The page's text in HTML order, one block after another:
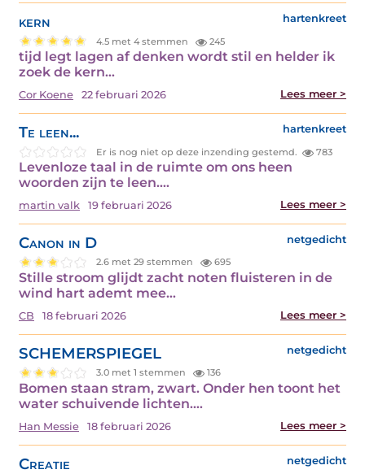
kern hartenkreet
4.5 met 4 stemmen 245
tijd legt lagen af denken wordt stil en helder ik
zoek de kern…
Cor Koene 22 februari 2026 Lees meer >
Te leen... hartenkreet
Er is nog niet op deze inzending gestemd. 783
Levenloze taal in de ruimte om ons heen
woorden zijn te leen.…
martin valk 19 februari 2026 Lees meer >
Canon in D netgedicht
2.6 met 29 stemmen 695
Stille stroom glijdt zacht noten fluisteren in de
wind hart ademt mee…
CB 18 februari 2026 Lees meer >
SCHEMERSPIEGEL netgedicht
3.0 met 1 stemmen 136
Bomen staan stram, zwart. Onder hen toont het
water schuivende lichten.…
Han Messie 18 februari 2026 Lees meer >
Creatie netgedicht